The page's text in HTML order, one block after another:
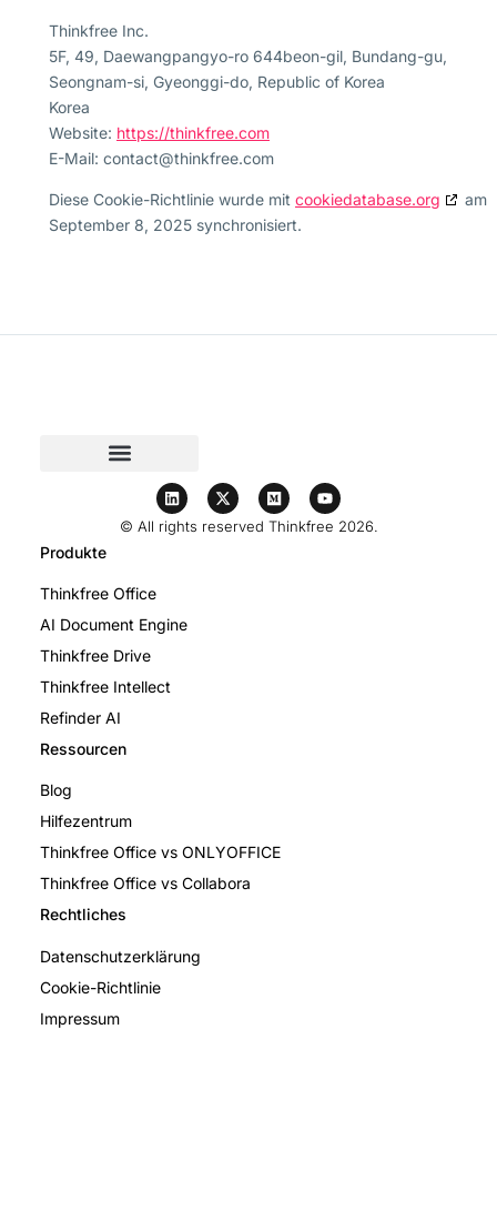
Thinkfree Inc.
5F, 49, Daewangpangyo-ro 644beon-gil, Bundang-gu,
Seongnam-si, Gyeonggi-do, Republic of Korea
Korea
Website: https://thinkfree.com
E-Mail: contact@thinkfree.com
Diese Cookie-Richtlinie wurde mit cookiedatabase.org
am
September 8, 2025 synchronisiert.
© All rights reserved Thinkfree 2026.
Produkte
Thinkfree Office
AI Document Engine
Thinkfree Drive
Thinkfree Intellect
Refinder AI
Ressourcen
Blog
Hilfezentrum
Thinkfree Office vs ONLYOFFICE
Thinkfree Office vs Collabora
Rechtliches
Datenschutzerklärung
Cookie-Richtlinie
Impressum